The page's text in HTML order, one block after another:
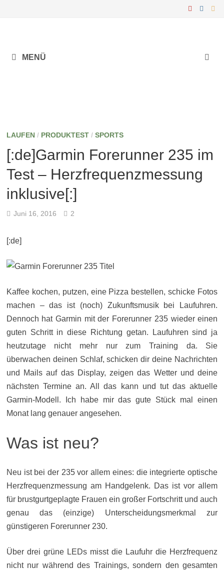
MENÜ
LAUFEN/ PRODUKTEST/ SPORTS
[:de]Garmin Forerunner 235 im
Test – Herzfrequenzmessung
inklusive[:]
Juni 16, 2016 2
[:de]
Kaffee kochen, putzen, eine Pizza bestellen, schicke Fotos
machen – das ist (noch) Zukunftsmusik bei Laufuhren.
Dennoch hat Garmin mit der Forerunner 235 wieder einen
guten Schritt in diese Richtung getan. Laufuhren sind ja
heutzutage nicht mehr nur zum Training da. Sie
überwachen deinen Schlaf, schicken dir deine Nachrichten
und Mails auf das Display, zeigen das Wetter und deine
nächsten Termine an. All das kann und tut das aktuelle
Garmin-Modell. Ich habe mir das gute Stück mal einen
Monat lang genauer angesehen.
Was ist neu?
Neu ist bei der 235 vor allem eines: die integrierte optische
Herzfrequenzmessung am Handgelenk. Das ist vor allem
für brustgurtgeplagte Frauen ein großer Fortschritt und auch
genau das (einzige) Unterscheidungsmerkmal zur
günstigeren Forerunner 230.
Über drei grüne LEDs misst die Laufuhr die Herzfrequenz
nicht nur während des Trainings, sondern den gesamten